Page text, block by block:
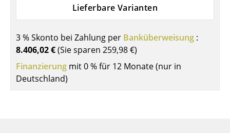
Stehtische & Stehpulte
Kindertische
Gartentische
Servierwagen
Lieferbare Varianten
3 % Skonto bei Zahlung per Banküberweisung :
8.406,02 €(Sie sparen 259,98 €)
Finanzierung mit 0 % für 12 Monate (nur in
Deutschland)